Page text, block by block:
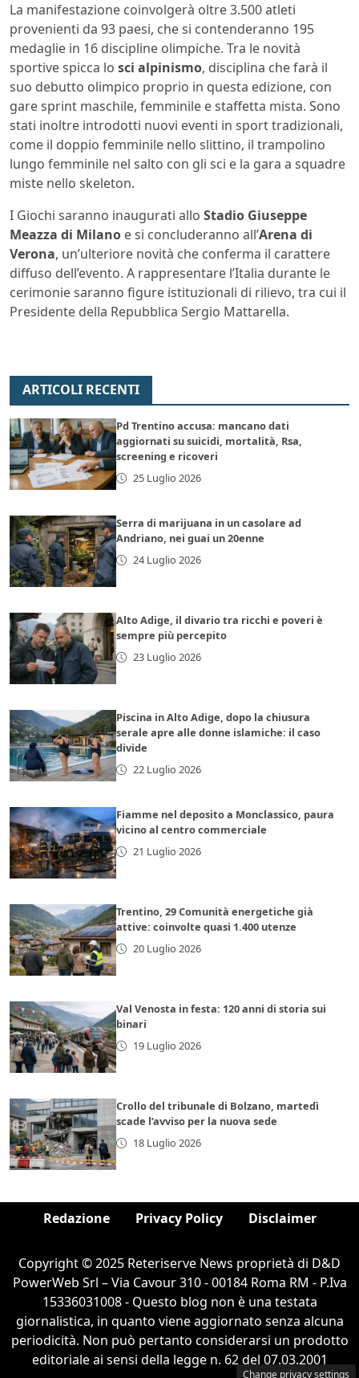
La manifestazione coinvolgerà oltre 3.500 atleti
provenienti da 93 paesi, che si contenderanno 195
medaglie in 16 discipline olimpiche. Tra le novità
sportive spicca lo sci alpinismo, disciplina che farà il
suo debutto olimpico proprio in questa edizione, con
gare sprint maschile, femminile e staffetta mista. Sono
stati inoltre introdotti nuovi eventi in sport tradizionali,
come il doppio femminile nello slittino, il trampolino
lungo femminile nel salto con gli sci e la gara a squadre
miste nello skeleton.
I Giochi saranno inaugurati allo Stadio Giuseppe
Meazza di Milano e si concluderanno all’Arena di
Verona, un’ulteriore novità che conferma il carattere
diffuso dell’evento. A rappresentare l’Italia durante le
cerimonie saranno figure istituzionali di rilievo, tra cui il
Presidente della Repubblica Sergio Mattarella.
ARTICOLI RECENTI
Pd Trentino accusa: mancano dati
aggiornati su suicidi, mortalità, Rsa,
screening e ricoveri
25 Luglio 2026
Serra di marijuana in un casolare ad
Andriano, nei guai un 20enne
24 Luglio 2026
Alto Adige, il divario tra ricchi e poveri è
sempre più percepito
23 Luglio 2026
Piscina in Alto Adige, dopo la chiusura
serale apre alle donne islamiche: il caso
divide
22 Luglio 2026
Fiamme nel deposito a Monclassico, paura
vicino al centro commerciale
21 Luglio 2026
Trentino, 29 Comunità energetiche già
attive: coinvolte quasi 1.400 utenze
20 Luglio 2026
Val Venosta in festa: 120 anni di storia sui
binari
19 Luglio 2026
Crollo del tribunale di Bolzano, martedì
scade l’avviso per la nuova sede
18 Luglio 2026
Redazione Privacy Policy Disclaimer
Copyright © 2025 Reteriserve News proprietà di D&D
PowerWeb Srl – Via Cavour 310 - 00184 Roma RM - P.Iva
15336031008 - Questo blog non è una testata
giornalistica, in quanto viene aggiornato senza alcuna
periodicità. Non può pertanto considerarsi un prodotto
editoriale ai sensi della legge n. 62 del 07.03.2001
Change privacy settings